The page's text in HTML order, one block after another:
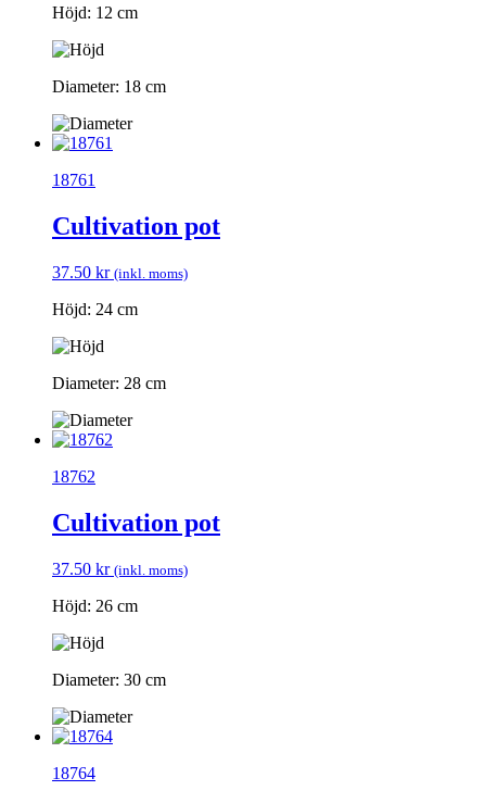
Höjd: 12 cm
Diameter: 18 cm
18761
Cultivation pot
37.50 kr (inkl. moms)
Höjd: 24 cm
Diameter: 28 cm
18762
Cultivation pot
37.50 kr (inkl. moms)
Höjd: 26 cm
Diameter: 30 cm
18764